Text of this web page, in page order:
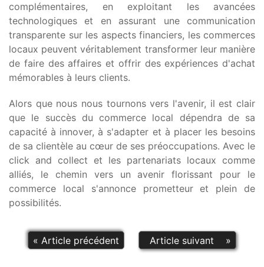
complémentaires, en exploitant les avancées
technologiques et en assurant une communication
transparente sur les aspects financiers, les commerces
locaux peuvent véritablement transformer leur manière
de faire des affaires et offrir des expériences d'achat
mémorables à leurs clients.
Alors que nous nous tournons vers l'avenir, il est clair
que le succès du commerce local dépendra de sa
capacité à innover, à s'adapter et à placer les besoins
de sa clientèle au cœur de ses préoccupations. Avec le
click and collect et les partenariats locaux comme
alliés, le chemin vers un avenir florissant pour le
commerce local s'annonce prometteur et plein de
possibilités.
« Article précédent Article suivant »